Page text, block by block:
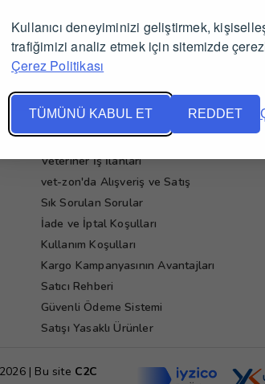
Kullanıcı deneyiminizi geliştirmek,
trafiğimizi analiz etmek için sitemizde
Çerez Politikası
TÜMÜNÜ KABUL ET REDDET
Yardım
Veteriner İş İlanları
vet-zon'da Alışveriş ve Satış
Sık Sorulan Sorular
İade ve İptal Koşulları
Kullanım Koşulları
Kargo Kampanyasının Avantajları
Satıcı Rehberi
Güvenli Ödeme Sistemi
Satışı Yasaklı Ürünler
| Bu site C2C